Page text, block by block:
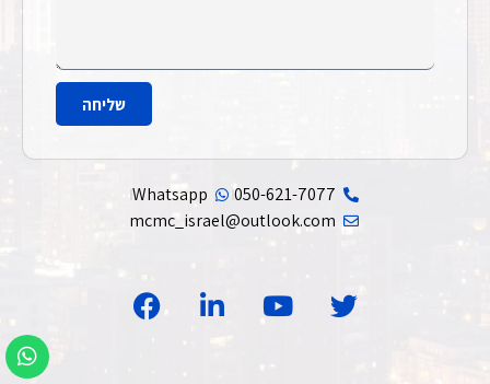
שליחה
050-621-7077
Whatsapp
mcmc_israel@outlook.com